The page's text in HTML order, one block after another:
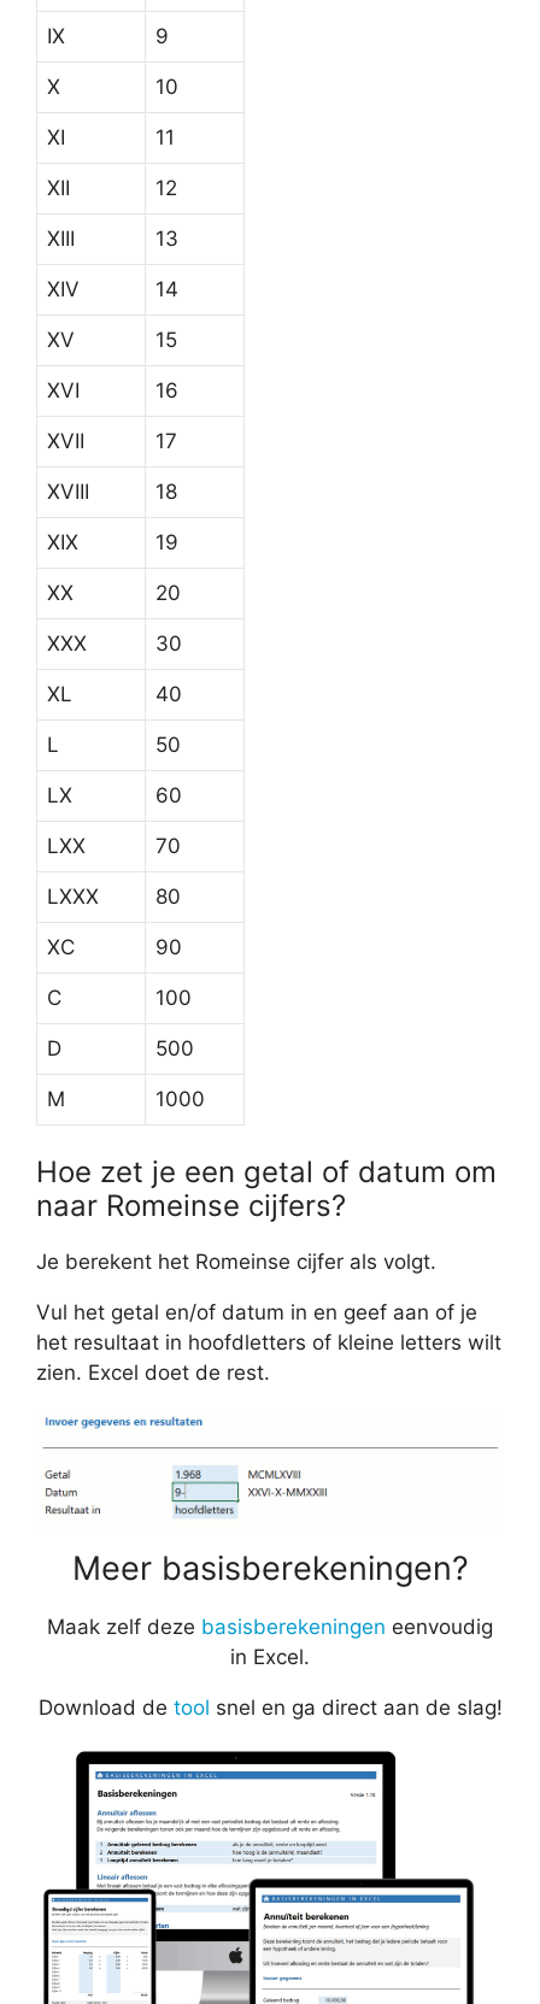
IX 9
X 10
XI 11
XII 12
XIII 13
XIV 14
XV 15
XVI 16
XVII 17
XVIII 18
XIX 19
XX 20
XXX 30
XL 40
L 50
LX 60
LXX 70
LXXX 80
XC 90
C 100
D 500
M 1000
Hoe zet je een getal of datum om
naar Romeinse cijfers?
Je berekent het Romeinse cijfer als volgt.
Vul het getal en/of datum in en geef aan of je
het resultaat in hoofdletters of kleine letters wilt
zien. Excel doet de rest.
Meer basisberekeningen?
Maak zelf deze basisberekeningen eenvoudig
in Excel.
Download de tool snel en ga direct aan de slag!